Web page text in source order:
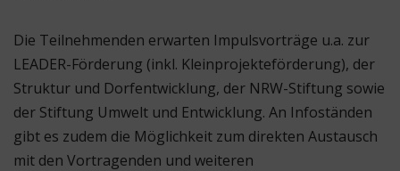
Die Teilnehmenden erwarten Impulsvorträge u.a. zur
LEADER-Förderung (inkl. Kleinprojekteförderung), der
Struktur und Dorfentwicklung, der NRW-Stiftung sowie
der Stiftung Umwelt und Entwicklung. An Infoständen
gibt es zudem die Möglichkeit zum direkten Austausch
mit den Vortragenden und weiteren